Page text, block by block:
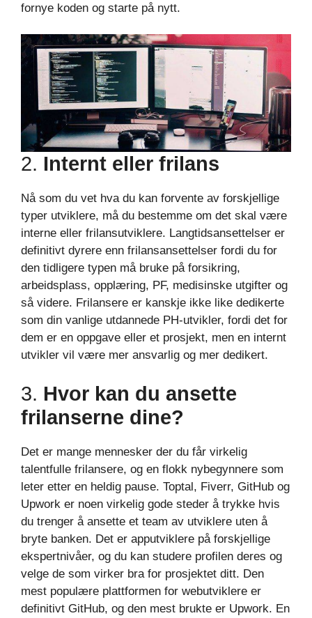
fornye koden og starte på nytt.
2. Internt eller frilans
Nå som du vet hva du kan forvente av forskjellige
typer utviklere, må du bestemme om det skal være
interne eller frilansutviklere. Langtidsansettelser er
definitivt dyrere enn frilansansettelser fordi du for
den tidligere typen må bruke på forsikring,
arbeidsplass, opplæring, PF, medisinske utgifter og
så videre. Frilansere er kanskje ikke like dedikerte
som din vanlige utdannede PH-utvikler, fordi det for
dem er en oppgave eller et prosjekt, men en internt
utvikler vil være mer ansvarlig og mer dedikert.
3. Hvor kan du ansette
frilanserne dine?
Det er mange mennesker der du får virkelig
talentfulle frilansere, og en flokk nybegynnere som
leter etter en heldig pause. Toptal, Fiverr, GitHub og
Upwork er noen virkelig gode steder å trykke hvis
du trenger å ansette et team av utviklere uten å
bryte banken. Det er apputviklere på forskjellige
ekspertnivåer, og du kan studere profilen deres og
velge de som virker bra for prosjektet ditt. Den
mest populære plattformen for webutviklere er
definitivt GitHub, og den mest brukte er Upwork. En